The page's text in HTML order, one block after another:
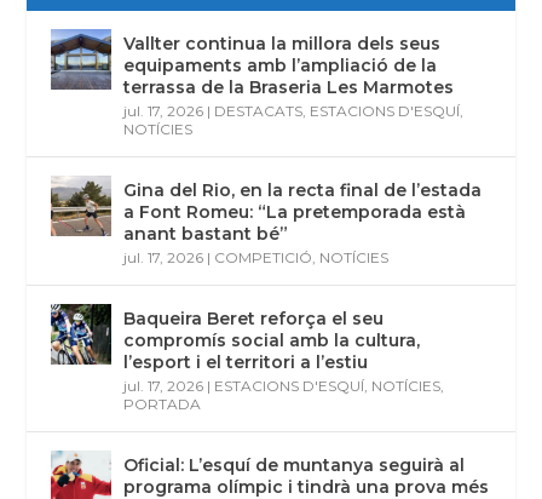
Vallter continua la millora dels seus
equipaments amb l’ampliació de la
terrassa de la Braseria Les Marmotes
jul. 17, 2026 | DESTACATS ESTACIONS D'ESQUÍ
NOTÍCIES
Gina del Rio, en la recta final de l’estada
a Font Romeu: “La pretemporada està
anant bastant bé”
jul. 17, 2026 | COMPETICIÓ NOTÍCIES
Baqueira Beret reforça el seu
compromís social amb la cultura,
l’esport i el territori a l’estiu
jul. 17, 2026 | ESTACIONS D'ESQUÍ NOTÍCIES
PORTADA
Oficial: L’esquí de muntanya seguirà al
programa olímpic i tindrà una prova més